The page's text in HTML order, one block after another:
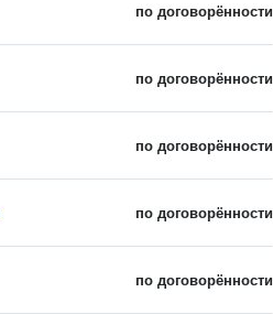
по договорённости
по договорённости
по договорённости
по договорённости
по договорённости